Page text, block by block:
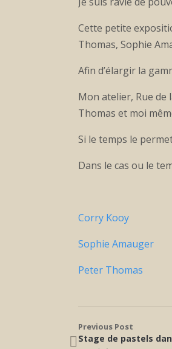
Cette petite
Thomas, Sophie
Afin d’élargir la
Mon atelier, Rue de
Thomas et moi
Si le temps le
Dans le cas ou le
Corry Kooy
Sophie Amauger
Peter Thomas
Previous Post
Stage de pastels